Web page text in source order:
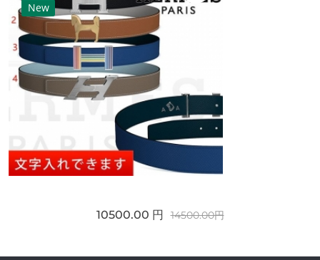
New
10500.00 円 14500.00円